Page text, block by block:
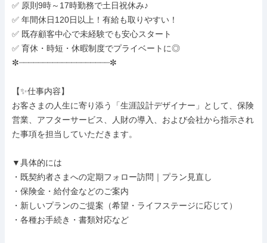
✅ 原則9時～17時勤務で土日祝休み♪
✅ 年間休日120日以上！有給も取りやすい！
✅ 既存顧客中心で未経験でも安心スタート
✅ 育休・時短・休暇制度でプライベートに◎
✼┈┈┈┈┈┈┈┈┈┈┈┈┈┈┈┈┈┈┈✼
【✨仕事内容】
お客さまの人生に寄り添う「生涯設計デザイナー」として、保険
営業、アフターサービス、人財の導入、および会社から指示され
た事項を担当していただきます。
▼具体的には
・既契約者さまへの定期フォロー訪問｜プラン見直し
・保険金・給付金などのご案内
・新しいプランのご提案（希望・ライフステージに応じて）
・各種お手続き・書類対応など